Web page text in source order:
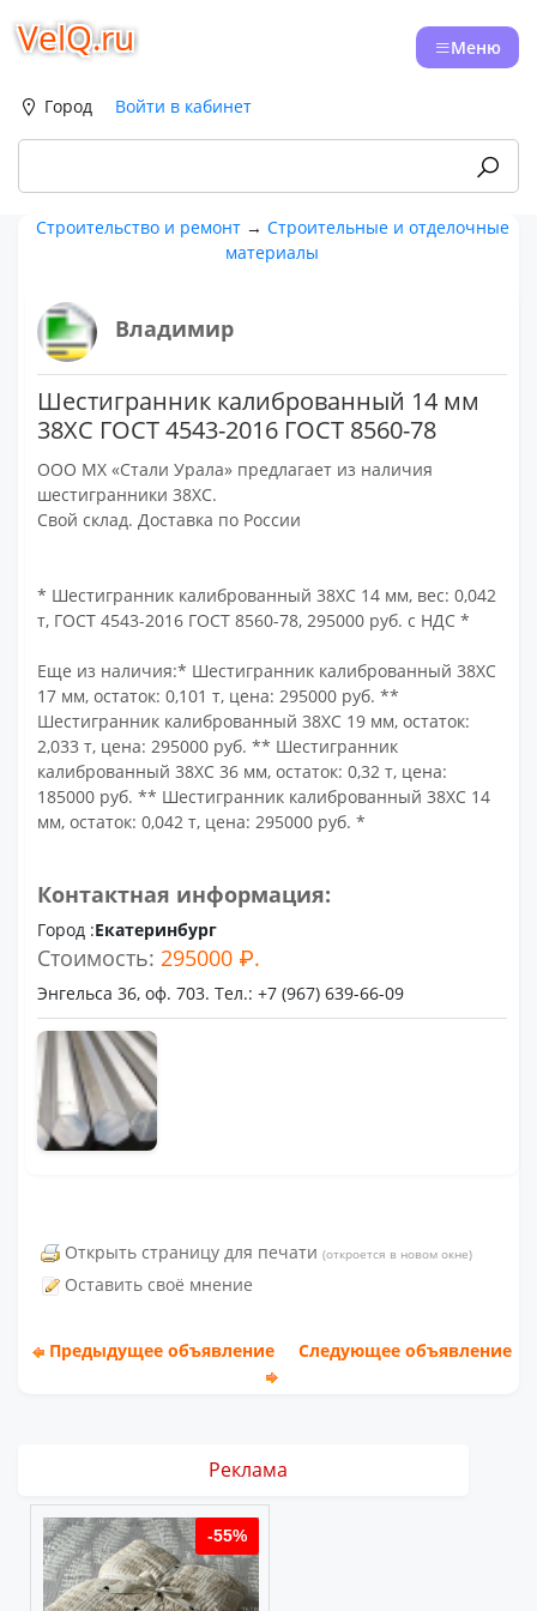
VelQ.ru Меню
Город Войти в кабинет
Строительство и ремонт→ Строительные и отделочные
материалы
Владимир
Шестигранник калиброванный 14 мм
38ХС ГОСТ 4543-2016 ГОСТ 8560-78
ООО МХ «Стали Урала» предлагает из наличия
шестигранники 38ХС.
Свой склад. Доставка по России
* Шестигранник калиброванный 38ХС 14 мм, вес: 0,042
т, ГОСТ 4543-2016 ГОСТ 8560-78, 295000 руб. с НДС *
Еще из наличия:* Шестигранник калиброванный 38ХС
17 мм, остаток: 0,101 т, цена: 295000 руб. **
Шестигранник калиброванный 38ХС 19 мм, остаток:
2,033 т, цена: 295000 руб. ** Шестигранник
калиброванный 38ХС 36 мм, остаток: 0,32 т, цена:
185000 руб. ** Шестигранник калиброванный 38ХС 14
мм, остаток: 0,042 т, цена: 295000 руб. *
Контактная информация:
Город :Екатеринбург
Стоимость:295000 ₽.
Энгельса 36, оф. 703. Тел.: +7 (967) 639-66-09
Открыть страницу для печати (откроется в новом окне)
Оставить своё мнение
Предыдущее объявление Следующее объявление
Реклама
-55%